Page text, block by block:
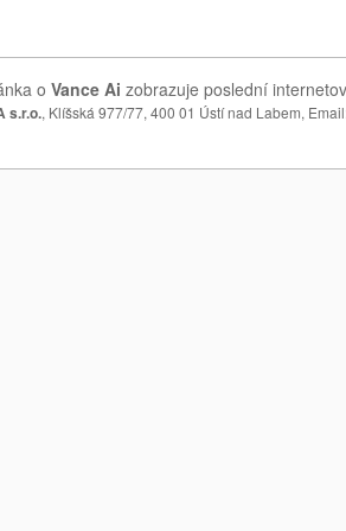
o Vance Ai zobrazuje poslední
s.r.o., Klíšská 977/77, 400 01 Ústí nad Labem,